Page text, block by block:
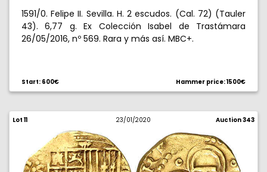
1591/0. Felipe II. Sevilla. H. 2 escudos. (Cal. 72) (Tauler
43). 6,77 g. Ex Colección Isabel de Trastámara
26/05/2016, nº 569. Rara y más así. MBC+.
Start: 600€ Hammer price: 1500€
Lot 11 23/01/2020 Auction 343